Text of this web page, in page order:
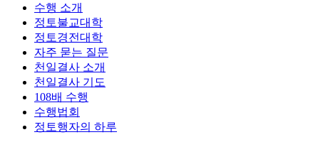
수행 소개
정토불교대학
정토경전대학
자주 묻는 질문
천일결사 소개
천일결사 기도
108배 수행
수행법회
정토행자의 하루